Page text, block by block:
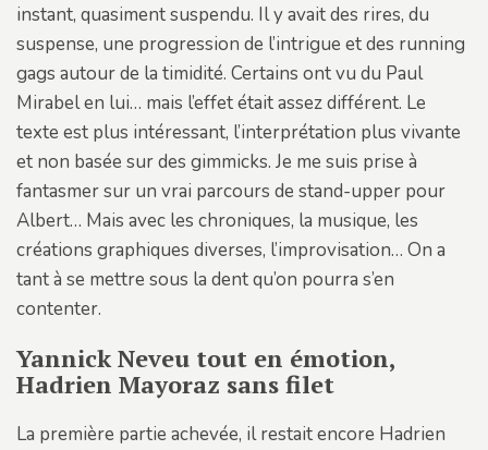
instant, quasiment suspendu. Il y avait des rires, du
suspense, une progression de l’intrigue et des running
gags autour de la timidité. Certains ont vu du Paul
Mirabel en lui… mais l’effet était assez différent. Le
texte est plus intéressant, l’interprétation plus vivante
et non basée sur des gimmicks. Je me suis prise à
fantasmer sur un vrai parcours de stand-upper pour
Albert… Mais avec les chroniques, la musique, les
créations graphiques diverses, l’improvisation… On a
tant à se mettre sous la dent qu’on pourra s’en
contenter.
Yannick Neveu tout en émotion,
Hadrien Mayoraz sans filet
La première partie achevée, il restait encore Hadrien